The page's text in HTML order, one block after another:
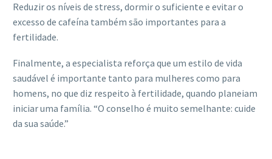
Reduzir os níveis de stress, dormir o suficiente e evitar o
excesso de cafeína também são importantes para a
fertilidade.
Finalmente, a especialista reforça que um estilo de vida
saudável é importante tanto para mulheres como para
homens, no que diz respeito à fertilidade, quando planeiam
iniciar uma família. “O conselho é muito semelhante: cuide
da sua saúde.”